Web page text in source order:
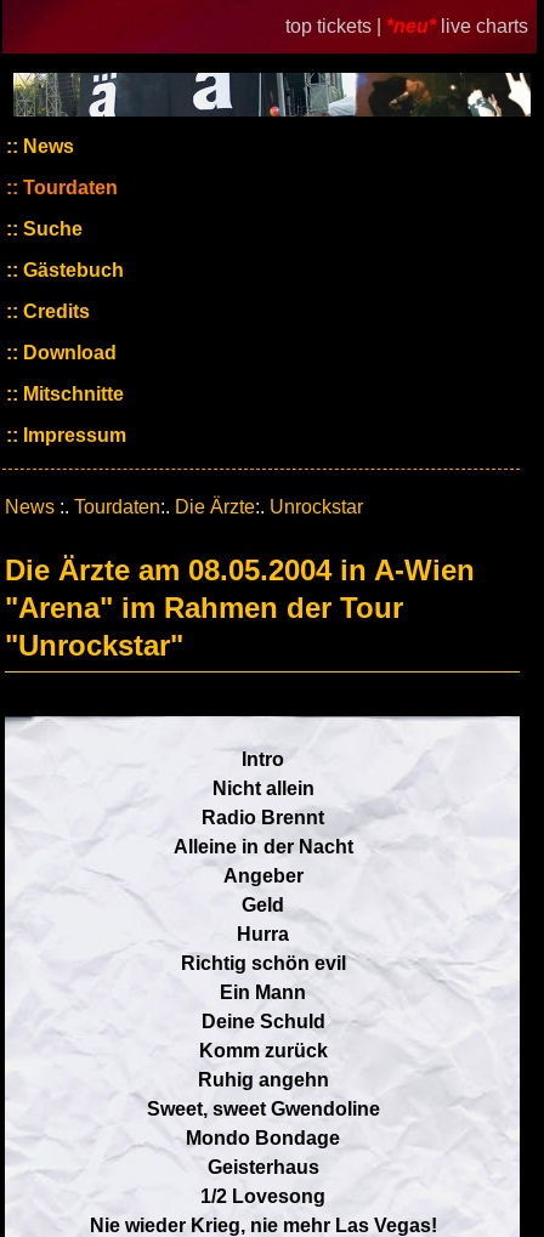
top tickets | *neu* live charts
News
Tourdaten
Suche
Gästebuch
Credits
Download
Mitschnitte
Impressum
News :. Tourdaten:. Die Ärzte:. Unrockstar
Die Ärzte am 08.05.2004 in A-Wien
"Arena" im Rahmen der Tour
"Unrockstar"
Intro
Nicht allein
Radio Brennt
Alleine in der Nacht
Angeber
Geld
Hurra
Richtig schön evil
Ein Mann
Deine Schuld
Komm zurück
Ruhig angehn
Sweet, sweet Gwendoline
Mondo Bondage
Geisterhaus
1/2 Lovesong
Nie wieder Krieg, nie mehr Las Vegas!